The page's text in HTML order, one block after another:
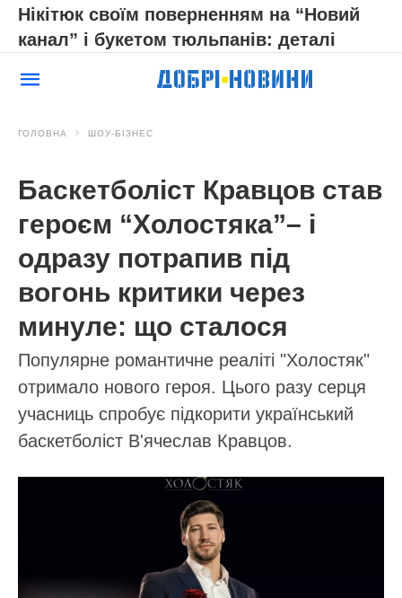
Нікітюк своїм поверненням на “Новий
канал” і букетом тюльпанів: деталі